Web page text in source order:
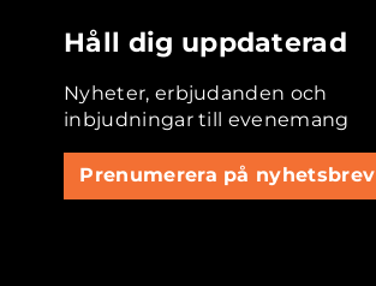
Håll dig uppdaterad
Nyheter, erbjudanden och
inbjudningar till evenemang
Prenumerera på nyhetsbrev